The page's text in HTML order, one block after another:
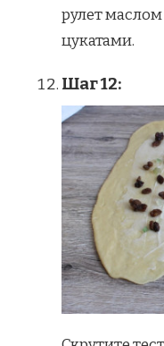
рулет
цукатами.
Шаг 12: